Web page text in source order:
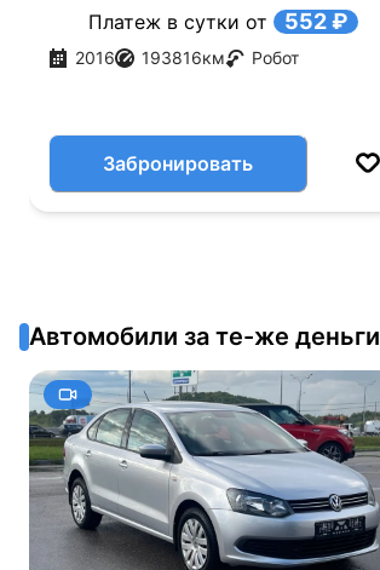
Платеж в сутки от 552 ₽
2016 193816км Робот
Забронировать
Автомобили за те-же деньги